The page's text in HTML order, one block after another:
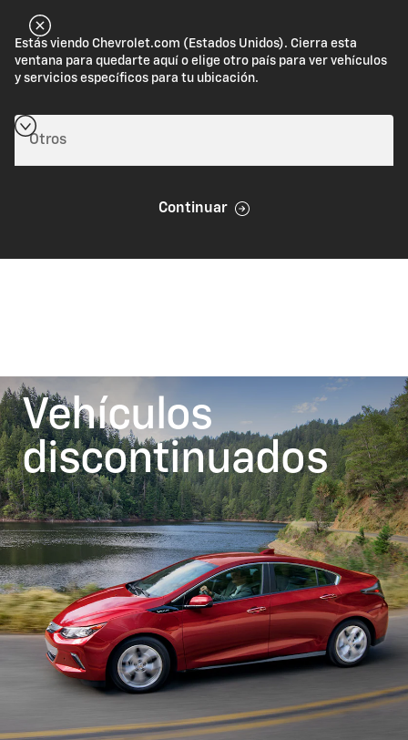
Estás viendo Chevrolet.com (Estados Unidos). Cierra esta
ventana para quedarte aquí o elige otro país para ver vehículos
y servicios específicos para tu ubicación.
Continuar
Vehículos
discontinuados